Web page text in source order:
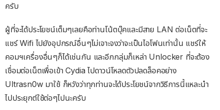
ครับ
ผู้ที่จะได้ประโยชน์เต็มๆเลยคือท่านโน้ตบุ๊คและมีสาย LAN ต่อเน็ตที่จะ
แชร์ Wifi ไปยังอุปกรณ์อื่นๆไม่เจาะจงว่าจะเป็นไอโฟนเท่านั้น แชร์ให้
คอมฯเครื่องอื่นๆก็ได้เช่นกัน และอีกกลุ่มก็เหล่า Unlocker ที่จะต้อง
เชื่อมต่อเน็ตเพื่อเข้า Cydia ไปดาวน์โหลดตัวปลดล็อคอย่าง
Ultrasn0w มาใช้ ก็หวังว่าทุกท่านจะได้ประโยชน์จากวิธีการนี้แหละนำ
ไปประยุกต์ใช้ต่อๆไปนะครับ